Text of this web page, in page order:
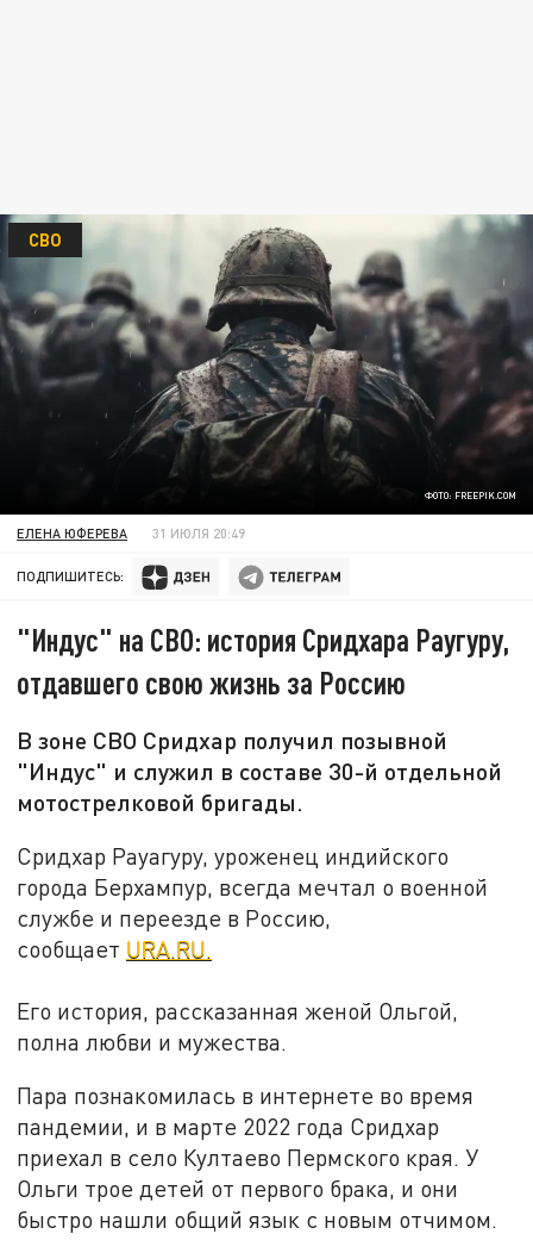
ФОТО: FREEPIK.COM
СВО
ЕЛЕНА ЮФЕРЕВА 31 ИЮЛЯ 20:49
ПОДПИШИТЕСЬ:
"Индус" на СВО: история Сридхара Раугуру,
отдавшего свою жизнь за Россию
В зоне СВО Сридхар получил позывной
"Индус" и служил в составе 30-й отдельной
мотострелковой бригады.
Сридхар Рауагуру, уроженец индийского
города Берхампур, всегда мечтал о военной
службе и переезде в Россию,
сообщает URA.RU.
Его история, рассказанная женой Ольгой,
полна любви и мужества.
Пара познакомилась в интернете во время
пандемии, и в марте 2022 года Сридхар
приехал в село Култаево Пермского края. У
Ольги трое детей от первого брака, и они
быстро нашли общий язык с новым отчимом.